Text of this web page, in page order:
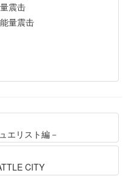
震击
量震击
エリスト編－
CITY